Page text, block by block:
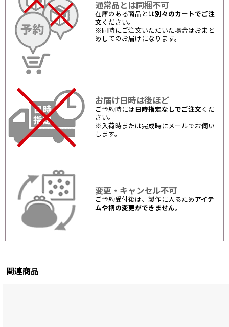
通常品とは同梱不可
在庫のある商品とは別々のカートでご注
文 ください。
※同時にご注文いただいた場合はおまと
めしてのお届けになります。
お届け日時は後ほど
ご予約時には 日時指定なしでご注文 くだ
さい。
※入荷時または完成時にメールでお伺い
します。
変更・キャンセル不可
ご予約受付後は、製作に入るため アイテ
ムや柄の変更ができません。
関連商品